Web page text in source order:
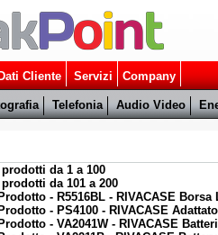
Cliente Servizi Company
Telefonia Audio Video
da 1 a 100
da 101 a 200
- R5516BL - RIVACASE Borsa
- PS4100 - RIVACASE
- VA2041W - RIVACASE